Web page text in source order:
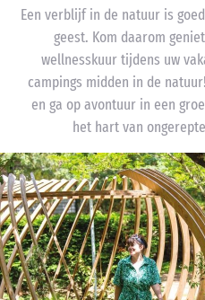
Een verblijf in de natuur is
geest. Kom daarom
wellnesskuur tijdens uw
campings midden in de
en ga op avontuur in een
het hart van